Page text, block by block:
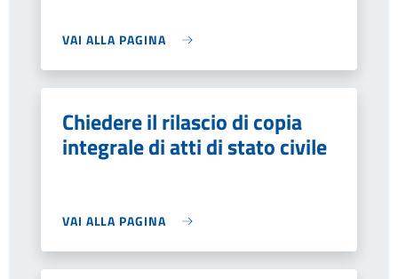
VAI ALLA PAGINA
Chiedere il rilascio di copia
integrale di atti di stato civile
VAI ALLA PAGINA